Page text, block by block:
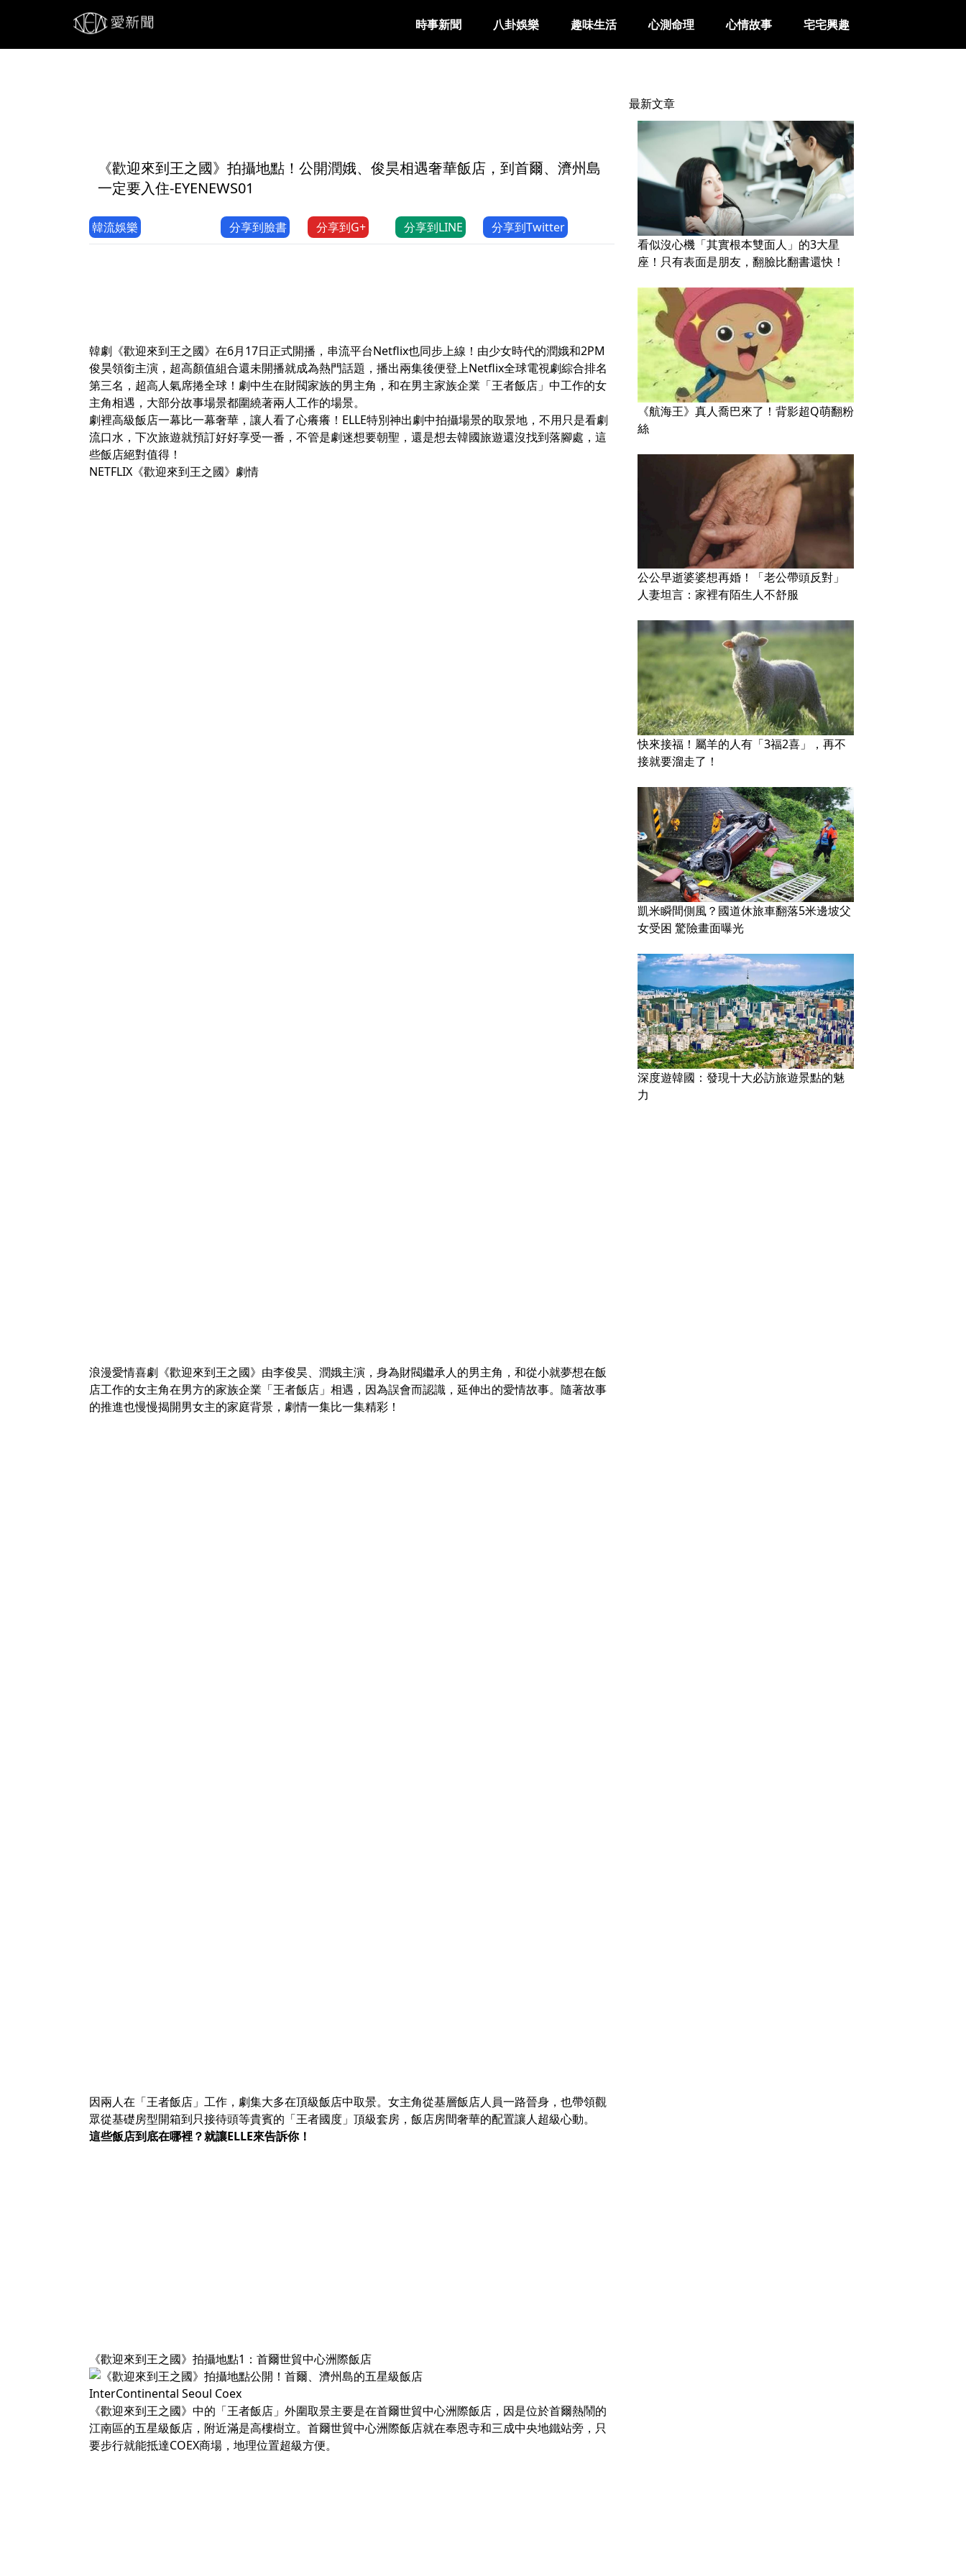
時事新聞 八卦娛樂 趣味生活 心測命理 心情故事 宅宅興趣
《歡迎來到王之國》拍攝地點！公開潤娥、俊昊相遇奢華飯店，到首爾、濟州島
一定要入住-EYENEWS01
韓流娛樂 分享到臉書 分享到G+ 分享到LINE 分享到Twitter
韓劇《歡迎來到王之國》在6月17日正式開播，串流平台Netflix也同步上線！由少女時代的潤娥和2PM
俊昊領銜主演，超高顏值組合還未開播就成為熱門話題，播出兩集後便登上Netflix全球電視劇綜合排名
第三名，超高人氣席捲全球！劇中生在財閥家族的男主角，和在男主家族企業「王者飯店」中工作的女
主角相遇，大部分故事場景都圍繞著兩人工作的場景。
劇裡高級飯店一幕比一幕奢華，讓人看了心癢癢！ELLE特別神出劇中拍攝場景的取景地，不用只是看劇
流口水，下次旅遊就預訂好好享受一番，不管是劇迷想要朝聖，還是想去韓國旅遊還沒找到落腳處，這
些飯店絕對值得！
NETFLIX《歡迎來到王之國》劇情
浪漫愛情喜劇《歡迎來到王之國》由李俊昊、潤娥主演，身為財閥繼承人的男主角，和從小就夢想在飯
店工作的女主角在男方的家族企業「王者飯店」相遇，因為誤會而認識，延伸出的愛情故事。隨著故事
的推進也慢慢揭開男女主的家庭背景，劇情一集比一集精彩！
因兩人在「王者飯店」工作，劇集大多在頂級飯店中取景。女主角從基層飯店人員一路晉身，也帶領觀
眾從基礎房型開箱到只接待頭等貴賓的「王者國度」頂級套房，飯店房間奢華的配置讓人超級心動。
這些飯店到底在哪裡？就讓ELLE來告訴你！
《歡迎來到王之國》拍攝地點1：首爾世貿中心洲際飯店
InterContinental Seoul Coex
《歡迎來到王之國》中的「王者飯店」外圍取景主要是在首爾世貿中心洲際飯店，因是位於首爾熱鬧的
江南區的五星級飯店，附近滿是高樓樹立。首爾世貿中心洲際飯店就在奉恩寺和三成中央地鐵站旁，只
要步行就能抵達COEX商場，地理位置超級方便。
最新文章
看似沒心機「其實根本雙面人」的3大星
座！只有表面是朋友，翻臉比翻書還快！
《航海王》真人喬巴來了！背影超Q萌翻粉
絲
公公早逝婆婆想再婚！「老公帶頭反對」
人妻坦言：家裡有陌生人不舒服
快來接福！屬羊的人有「3福2喜」，再不
接就要溜走了！
凱米瞬間側風？國道休旅車翻落5米邊坡父
女受困 驚險畫面曝光
深度遊韓國：發現十大必訪旅遊景點的魅
力